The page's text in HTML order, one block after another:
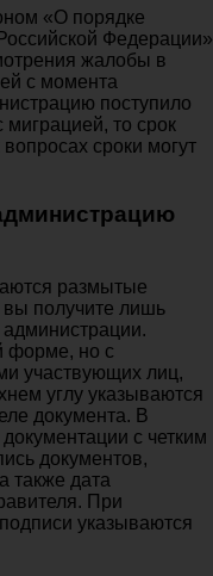
«О порядке
Федерации»
жалобы в
с момента
поступило
миграцией, то срок
сроки могут
размытые
получите лишь
форме, но с
участвующих лиц,
углу указываются
документа. В
с четким
документов,
также дата
При
указываются